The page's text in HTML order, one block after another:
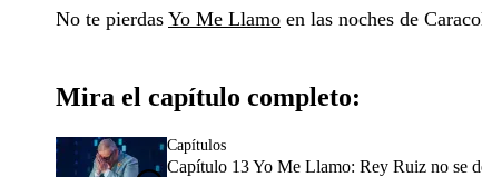
No te pierdas Yo Me Llamo en las noches de
Mira el capítulo completo:
Capítulos
Capítulo 13 Yo Me Llamo: Rey Ruiz no se